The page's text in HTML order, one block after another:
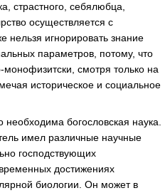
страстного, себялюбца,
осуществляется с
игнорировать знание
параметров, потому, что
монофизитски, смотря только на
историческое и социальное
богословская наука.
имел различные научные
господствующих
достижениях
биологии. Он может в